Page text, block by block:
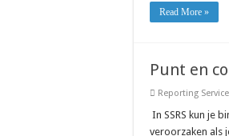
Read More »
Punt en
Reporting
In SSRS kun je
veroorzaken als